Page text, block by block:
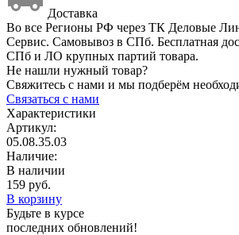
Доставка
Во все Регионы РФ через ТК Деловые
Сервис. Самовывоз в СПб. Бесплатная
СПб и ЛО крупных партий товара.
Не нашли нужный товар?
Свяжитесь с нами и мы подберём
Связаться с нами
Характеристики
Артикул:
05.08.35.03
Наличие:
В наличии
159 руб.
В корзину
Будьте в курсе
последних обновлений!